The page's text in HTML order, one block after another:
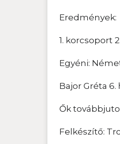
Eredmények:
1. korcsoport
Egyéni:
Bajor Gréta 6.
Ők
Felkészítő: